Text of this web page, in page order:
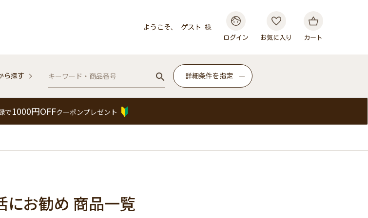
ようこそ、 ゲスト 様
ログイン お気に入り カート
ら探す 詳細条件を指定
で1000円OFFクーポンプレゼント
にお勧め 商品一覧